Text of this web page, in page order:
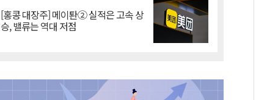
[홍콩 대장주] 메이퇀② 실적은 고속 상
승, 밸류는 역대 저점